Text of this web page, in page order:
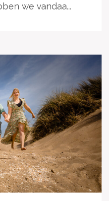
we vandaa...